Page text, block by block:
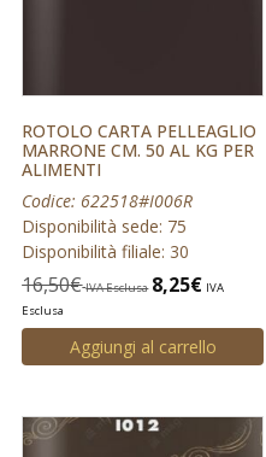
ROTOLO CARTA PELLEAGLIO
MARRONE CM. 50 AL KG PER
ALIMENTI
Codice: 622518#I006R
Disponibilità sede: 75
Disponibilità filiale: 30
16,50€ IVA Esclusa 8,25€ IVA
Esclusa
Aggiungi al carrello